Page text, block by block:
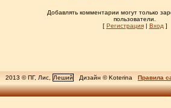
Добавлять комментарии могут только
пользователи.
[ Регистрация| Вход ]
2013 © ПГ, Лис, Леший Дизайн © Koterina
Правила